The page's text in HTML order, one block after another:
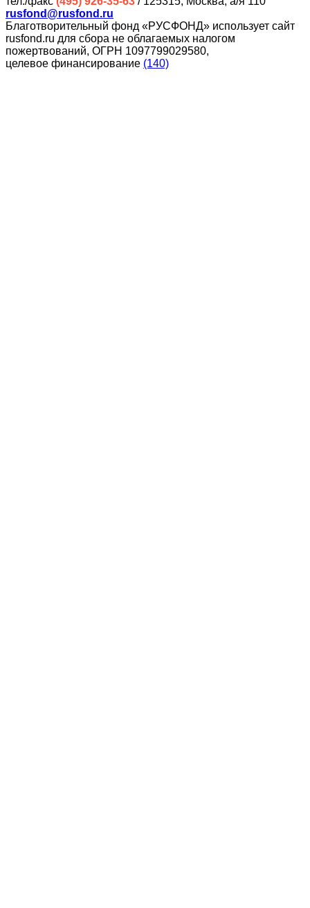
rusfond@rusfond.ru
Благотворительный фонд «РУСФОНД» использует сайт
rusfond.ru для сбора не облагаемых налогом
пожертвований, ОГРН 1097799029580,
целевое финансирование (140)